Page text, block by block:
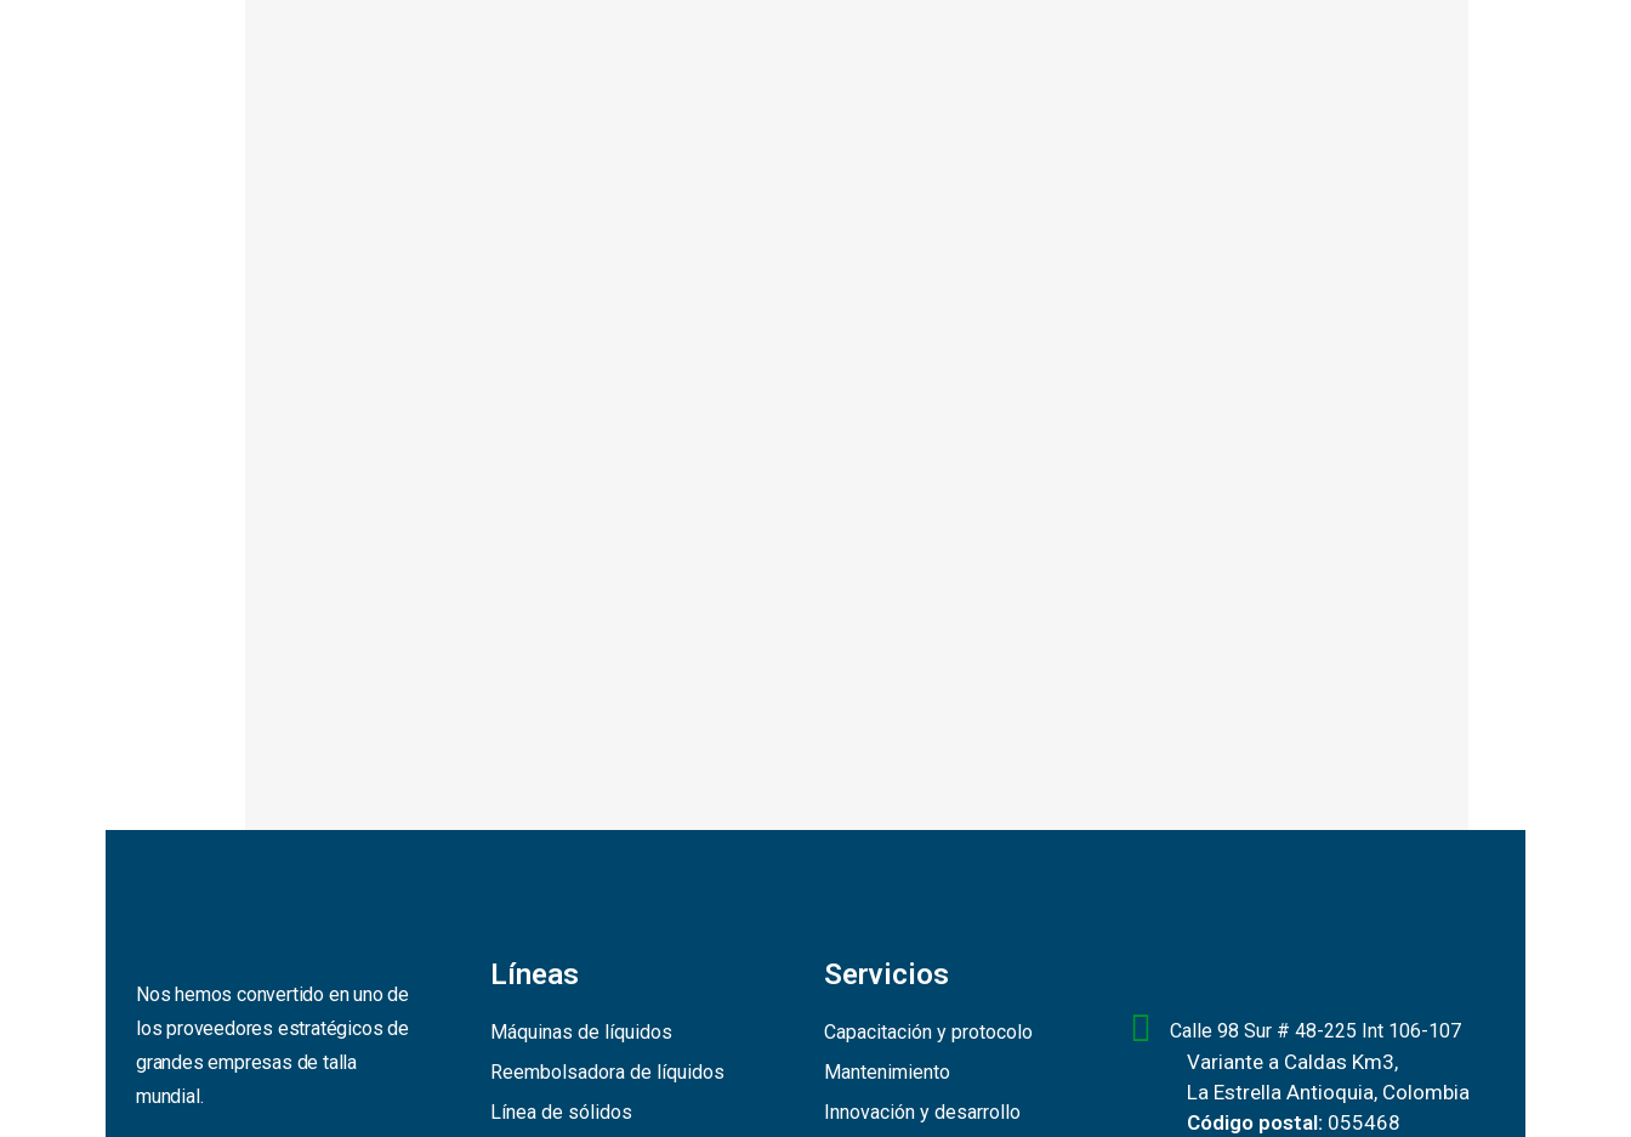
Nos hemos convertido en uno de
los proveedores estratégicos de
grandes empresas de talla
mundial.
Líneas
Máquinas de líquidos
Reembolsadora de líquidos
Línea de sólidos
Servicios
Capacitación y protocolo
Mantenimiento
Innovación y desarrollo
Calle 98 Sur # 48-225 Int 106-107
Variante a Caldas Km3,
La Estrella Antioquia, Colombia
Código postal: 055468